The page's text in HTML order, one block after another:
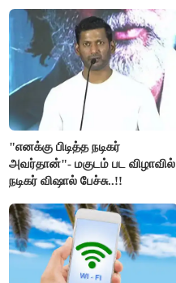
"எனக்கு பிடித்த நடிகர்
அவர்தான்"- மகுடம் பட விழாவில்
நடிகர் விஷால் பேச்சு..!!